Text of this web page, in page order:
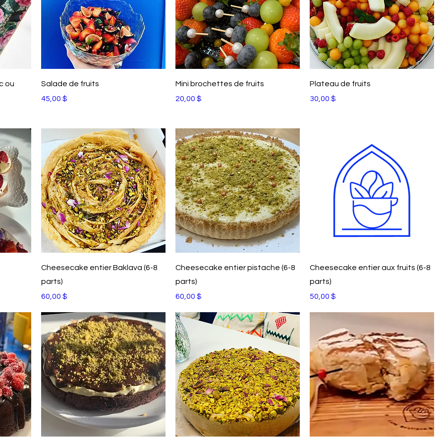
ou
Salade de fruits
Prix
45,00 $
Mini brochettes de fruits
Prix
20,00 $
Plateau de fruits
Prix
30,00 $
Cheesecake entier Baklava (6-8
parts)
Prix
60,00 $
Cheesecake entier pistache (6-8
parts)
Prix
60,00 $
Cheesecake entier aux fruits (6-8
parts)
Prix
50,00 $